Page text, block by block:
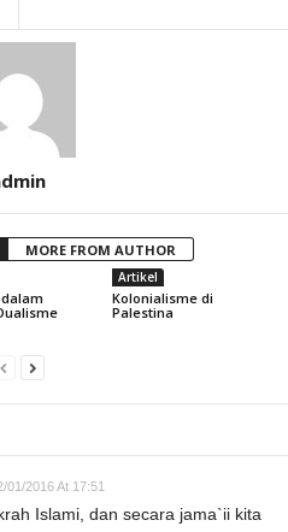
MORE FROM AUTHOR
dalam
Artikel
Kolonialisme di
Palestina
01/2016 At 17:51
Islami, dan secara jama`ii kita